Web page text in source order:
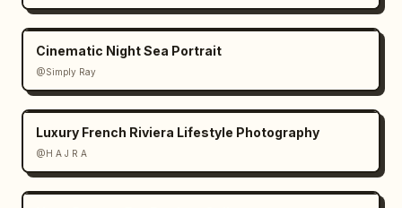
Cinematic Night Sea Portrait
@Simply Ray
Luxury French Riviera Lifestyle Photography
@H A J R A